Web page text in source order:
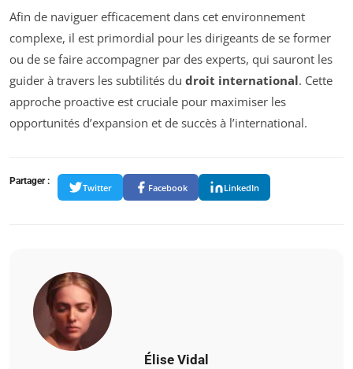
Afin de naviguer efficacement dans cet environnement
complexe, il est primordial pour les dirigeants de se former
ou de se faire accompagner par des experts, qui sauront les
guider à travers les subtilités du droit international. Cette
approche proactive est cruciale pour maximiser les
opportunités d’expansion et de succès à l’international.
Partager :
Twitter Facebook LinkedIn
Élise Vidal